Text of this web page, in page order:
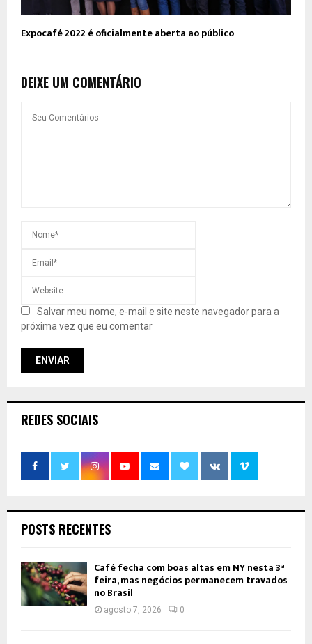
Expocafé 2022 é oficialmente aberta ao público
DEIXE UM COMENTÁRIO
Salvar meu nome, e-mail e site neste navegador para a
próxima vez que eu comentar
REDES SOCIAIS
POSTS RECENTES
Café fecha com boas altas em NY nesta 3ª
feira, mas negócios permanecem travados
no Brasil
agosto 7, 2026 0